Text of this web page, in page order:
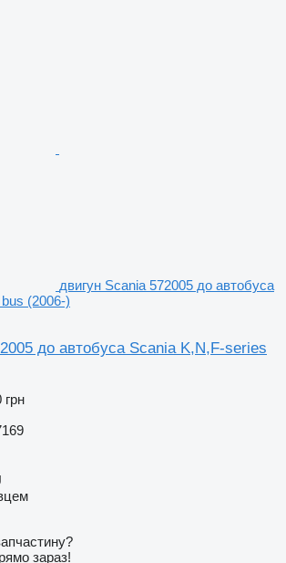
двигун Scania 572005 до автобуса
(2006-)
до автобуса Scania K,N,F-series
грн
зараз!